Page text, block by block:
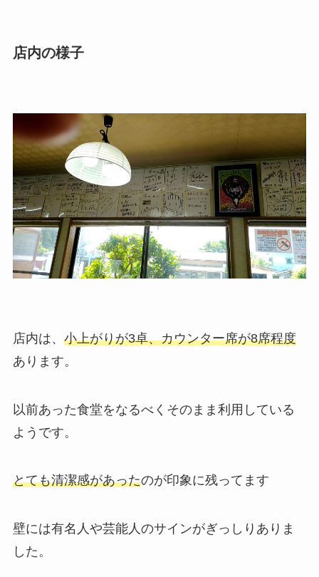
店内の様子
店内は、 小上がりが3卓、カウンター席が8席程度
あります。
以前あった食堂をなるべくそのまま利用している
ようです。
とても清潔感があったのが印象に残ってます
壁には有名人や芸能人のサインがぎっしりありま
した。